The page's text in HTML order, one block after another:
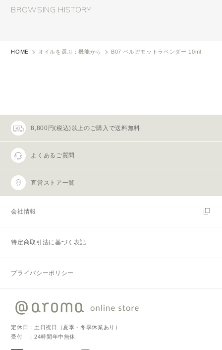
BROWSING HISTORY
HOME オイルを選ぶ：機能から B07 ベルガモットラベンダー 10ml
8,800円(税込)以上のご購入で送料無料
よくあるご質問
直営ストア一覧
会社情報
特定商取引法に基づく表記
プライバシーポリシー
定休日：土日祝日（夏季・冬季休業あり）
受付 ：24時間年中無休